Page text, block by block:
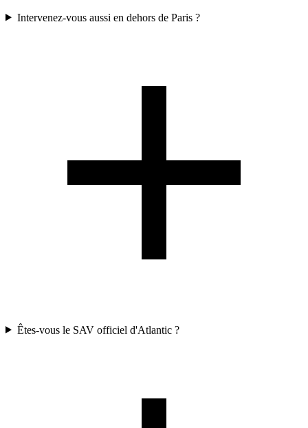
Intervenez-vous aussi en dehors de Paris ?
Êtes-vous le SAV officiel d'Atlantic ?